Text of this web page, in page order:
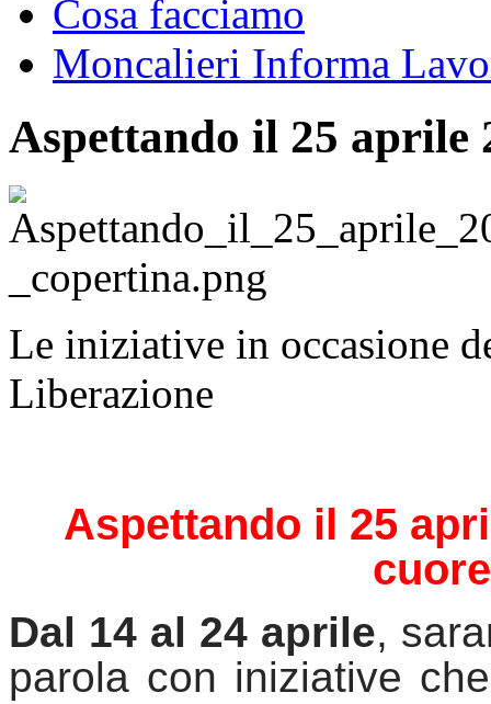
Cosa facciamo
Moncalieri Informa
Aspettando il 25 aprile
Le iniziative in occasione
Liberazione
Aspettando il 25
Dal 14 al 24 aprile,
parola con iniziative